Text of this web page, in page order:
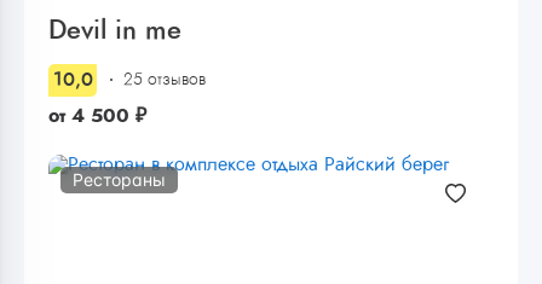
Devil in me
10,0 25 отзывов
от 4 500 ₽
Рестораны